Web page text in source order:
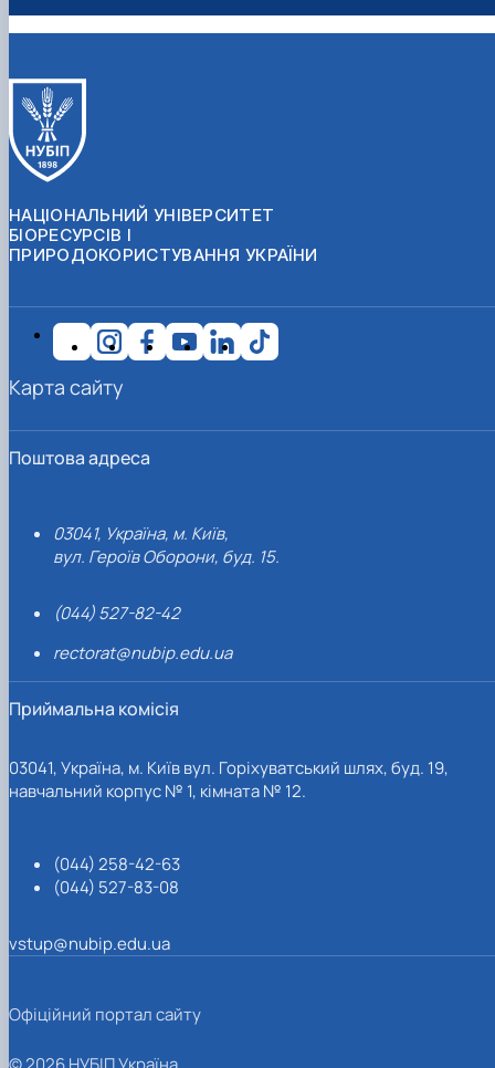
НАЦІОНАЛЬНИЙ УНІВЕРСИТЕТ
БІОРЕСУРСІВ І
ПРИРОДОКОРИСТУВАННЯ УКРАЇНИ
Поштова адреса
03041, Україна, м. Київ,
вул. Героїв Оборони, буд. 15.
(044) 527-82-42
rectorat@nubip.edu.ua
Приймальна комісія
03041, Україна, м. Київ вул. Горіхуватський шлях, буд. 19,
навчальний корпус № 1, кімната № 12.
(044) 258-42-63
(044) 527-83-08
vstup@nubip.edu.ua
Карта сайту
Офіційний портал сайту